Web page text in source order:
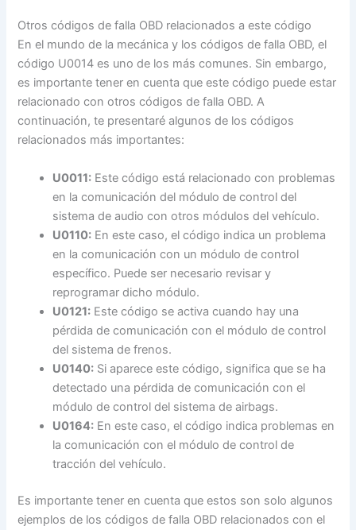
Otros códigos de falla OBD relacionados a este código
En el mundo de la mecánica y los códigos de falla OBD, el
código U0014 es uno de los más comunes. Sin embargo,
es importante tener en cuenta que este código puede estar
relacionado con otros códigos de falla OBD. A
continuación, te presentaré algunos de los códigos
relacionados más importantes:
U0011: Este código está relacionado con problemas
en la comunicación del módulo de control del
sistema de audio con otros módulos del vehículo.
U0110: En este caso, el código indica un problema
en la comunicación con un módulo de control
específico. Puede ser necesario revisar y
reprogramar dicho módulo.
U0121: Este código se activa cuando hay una
pérdida de comunicación con el módulo de control
del sistema de frenos.
U0140: Si aparece este código, significa que se ha
detectado una pérdida de comunicación con el
módulo de control del sistema de airbags.
U0164: En este caso, el código indica problemas en
la comunicación con el módulo de control de
tracción del vehículo.
Es importante tener en cuenta que estos son solo algunos
ejemplos de los códigos de falla OBD relacionados con el